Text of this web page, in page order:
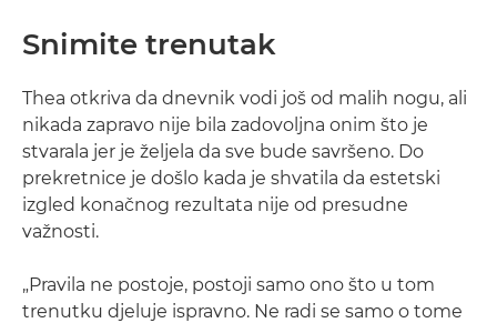
Snimite trenutak
Thea otkriva da dnevnik vodi još od malih nogu, ali
nikada zapravo nije bila zadovoljna onim što je
stvarala jer je željela da sve bude savršeno. Do
prekretnice je došlo kada je shvatila da estetski
izgled konačnog rezultata nije od presudne
važnosti.
„Pravila ne postoje, postoji samo ono što u tom
trenutku djeluje ispravno. Ne radi se samo o tome